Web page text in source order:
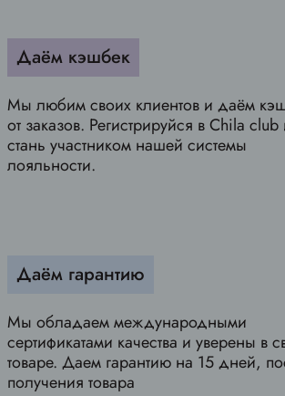
Даём кэшбек
Мы любим своих клиентов и даём
от заказов. Регистрируйся в Chila club
стань участником нашей системы
лояльности.
Даём гарантию
Мы обладаем международными
сертификатами качества и уверены в
товаре. Даем гарантию на 15 дней,
получения товара